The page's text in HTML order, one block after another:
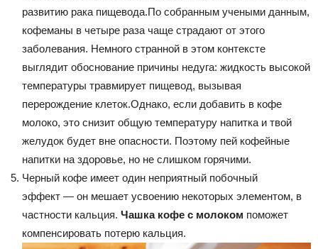
развитию рака пищевода.По собранным учеными данным,
кофеманы в четыре раза чаще страдают от этого
заболевания. Немного странной в этом контексте
выглядит обоснование причины недуга: жидкость высокой
температуры травмирует пищевод, вызывая
перерождение клеток.Однако, если добавить в кофе
молоко, это снизит общую температуру напитка и твой
желудок будет вне опасности. Поэтому пей кофейные
напитки на здоровье, но не слишком горячими.
Черный кофе имеет один неприятный побочный
эффект — он мешает усвоению некоторых элементом, в
частности кальция. Чашка кофе с молоком поможет
компенсировать потерю кальция.